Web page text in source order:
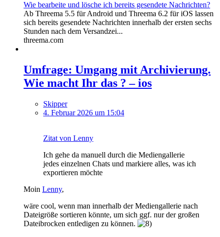
Wie bearbeite und lösche ich bereits gesendete Nachrichten?
Ab Threema 5.5 für Android und Threema 6.2 für iOS lassen
sich bereits gesendete Nachrichten innerhalb der ersten sechs
Stunden nach dem Versandzei...
threema.com
Umfrage: Umgang mit Archivierung.
Wie macht Ihr das ? – ios
Skipper
4. Februar 2026 um 15:04
Zitat von Lenny
Ich gehe da manuell durch die Mediengallerie
jedes einzelnen Chats und markiere alles, was ich
exportieren möchte
Moin Lenny,
wäre cool, wenn man innerhalb der Mediengallerie nach
Dateigröße sortieren könnte, um sich ggf. nur der großen
Dateibrocken entledigen zu können.